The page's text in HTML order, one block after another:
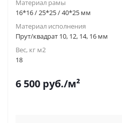
Материал рамы
16*16 / 25*25 / 40*25 мм
Материал исполнения
Прут/квадрат 10, 12, 14, 16 мм
Вес, кг м2
18
6 500 руб./м²